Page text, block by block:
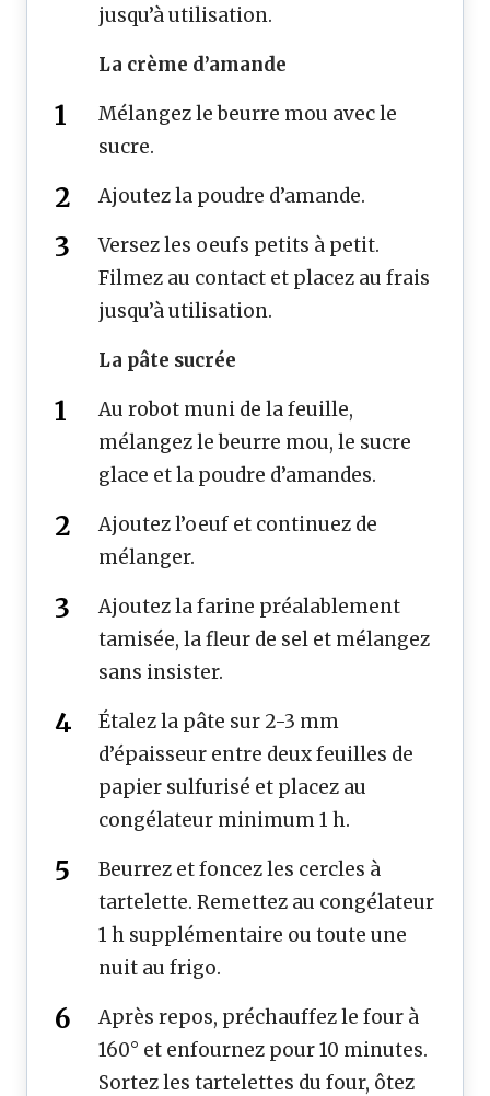
jusqu’à utilisation.
La crème d’amande
Mélangez le beurre mou avec le
sucre.
Ajoutez la poudre d’amande.
Versez les oeufs petits à petit.
Filmez au contact et placez au frais
jusqu’à utilisation.
La pâte sucrée
Au robot muni de la feuille,
mélangez le beurre mou, le sucre
glace et la poudre d’amandes.
Ajoutez l’oeuf et continuez de
mélanger.
Ajoutez la farine préalablement
tamisée, la fleur de sel et mélangez
sans insister.
Étalez la pâte sur 2-3 mm
d’épaisseur entre deux feuilles de
papier sulfurisé et placez au
congélateur minimum 1 h.
Beurrez et foncez les cercles à
tartelette. Remettez au congélateur
1 h supplémentaire ou toute une
nuit au frigo.
Après repos, préchauffez le four à
160° et enfournez pour 10 minutes.
Sortez les tartelettes du four, ôtez